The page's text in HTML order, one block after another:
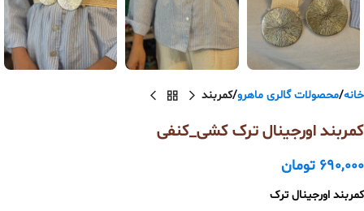
خانه محصولات گالری ماهرو کمربند
کمربند اورجینال ترک کشی_کنفی
690,000 تومان
کمربند اورجینال ترک